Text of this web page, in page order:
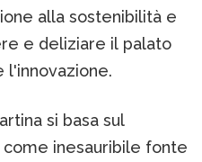
alla sostenibilità e
e deliziare il palato
si basa sul
inesauribile fonte